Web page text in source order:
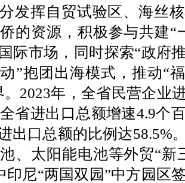
发挥自贸试验区、海丝
的资源，积极参与共建“
际市场，同时探索“政府
”抱团出海模式，推动“
。2023年，全省民营企业
省进出口总额增速4.9个
出口总额的比例达58.5%
、太阳能电池等外贸“新
印尼“两国双园”中方园区